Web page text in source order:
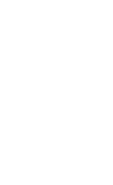
sääntöjen kirjasto
jota käytetään
tarjouksille Revenue
hintojen
tarjousten
(beta)
ja käyttää sopivia